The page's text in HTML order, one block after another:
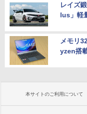
レイズ
lus」軽
メモリ
yzen搭
本サイトのご利用について